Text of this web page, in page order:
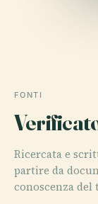
FONTI
Ricercata e
partire da
conoscenza